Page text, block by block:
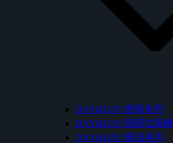
DAY&DAY/廚房系列
DAY&DAY/環保垃圾桶
DAY&DAY/衛浴系列